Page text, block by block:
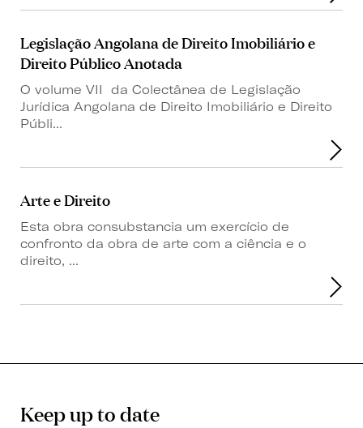
Legislação Angolana de Direito Imobiliário e
Direito Público Anotada
O volume VII da Colectânea de Legislação
Jurídica Angolana de Direito Imobiliário e Direito
Públi...
Arte e Direito
Esta obra consubstancia um exercício de
confronto da obra de arte com a ciência e o
direito, ...
Keep up to date